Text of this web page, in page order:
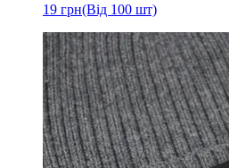
19 грн(Від 100 шт)